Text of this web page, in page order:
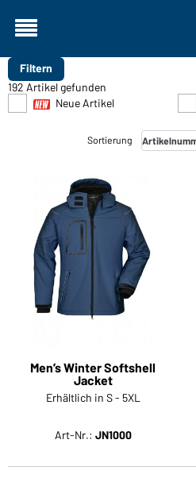
Filtern
192 Artikel gefunden
Neue Artikel
Men’s Winter Softshell
Jacket
Erhältlich in S - 5XL
Art-Nr.: JN1000